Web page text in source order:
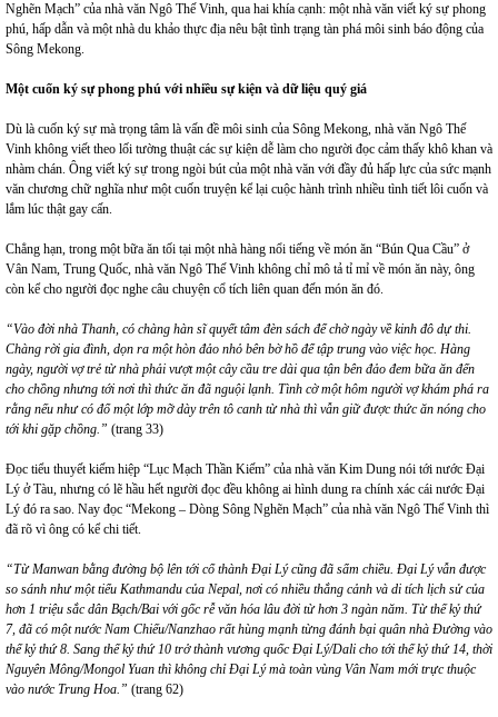
Nghẽn Mạch” của nhà văn Ngô Thế Vinh, qua hai khía cạnh: một nhà văn viết ký sự phong
phú, hấp dẫn và một nhà du khảo thực địa nêu bật tình trạng tàn phá môi sinh báo động của
Sông Mekong.
Một cuốn ký sự phong phú với nhiều sự kiện và dữ liệu quý giá
Dù là cuốn ký sự mà trọng tâm là vấn đề môi sinh của Sông Mekong, nhà văn Ngô Thế
Vinh không viết theo lối tường thuật các sự kiện dễ làm cho người đọc cảm thấy khô khan và
nhàm chán. Ông viết ký sự trong ngòi bút của một nhà văn với đầy đủ hấp lực của sức mạnh
văn chương chữ nghĩa như một cuốn truyện kể lại cuộc hành trình nhiều tình tiết lôi cuốn và
lắm lúc thật gay cấn.
Chẳng hạn, trong một bữa ăn tối tại một nhà hàng nổi tiếng về món ăn “Bún Qua Cầu” ở
Vân Nam, Trung Quốc, nhà văn Ngô Thế Vinh không chỉ mô tả tỉ mỉ về món ăn này, ông
còn kể cho người đọc nghe câu chuyện cổ tích liên quan đến món ăn đó.
“Vào đời nhà Thanh, có chàng hàn sĩ quyết tâm đèn sách để chờ ngày về kinh đô dự thi.
Chàng rời gia đình, dọn ra một hòn đảo nhỏ bên bờ hồ để tập trung vào việc học. Hàng
ngày, người vợ trẻ từ nhà phải vượt một cây cầu tre dài qua tận bên đảo đem bữa ăn đến
cho chồng nhưng tới nơi thì thức ăn đã nguội lạnh. Tình cờ một hôm người vợ khám phá ra
rằng nếu như có đổ một lớp mỡ dày trên tô canh từ nhà thì vẫn giữ được thức ăn nóng cho
tới khi gặp chồng.” (trang 33)
Đọc tiểu thuyết kiếm hiệp “Lục Mạch Thần Kiếm” của nhà văn Kim Dung nói tới nước Đại
Lý ở Tàu, nhưng có lẽ hầu hết người đọc đều không ai hình dung ra chính xác cái nước Đại
Lý đó ra sao. Nay đọc “Mekong – Dòng Sông Nghẽn Mạch” của nhà văn Ngô Thế Vinh thì
đã rõ vì ông có kể chi tiết.
“Từ Manwan bằng đường bộ lên tới cổ thành Đại Lý cũng đã sẩm chiều. Đại Lý vẫn được
so sánh như một tiểu Kathmandu của Nepal, nơi có nhiều thắng cảnh và di tích lịch sử của
hơn 1 triệu sắc dân Bạch/Bai với gốc rễ văn hóa lâu đời từ hơn 3 ngàn năm. Từ thế kỷ thứ
7, đã có một nước Nam Chiếu/Nanzhao rất hùng mạnh từng đánh bại quân nhà Đường vào
thế kỷ thứ 8. Sang thế kỷ thứ 10 trở thành vương quốc Đại Lý/Dali cho tới thế kỷ thứ 14, thời
Nguyên Mông/Mongol Yuan thì không chỉ Đại Lý mà toàn vùng Vân Nam mới trực thuộc
vào nước Trung Hoa.” (trang 62)